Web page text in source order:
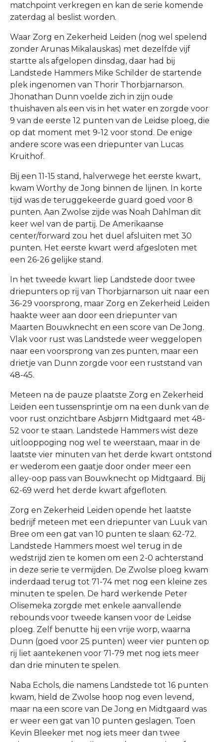
matchpoint verkregen en kan de serie komende
zaterdag al beslist worden.
Waar Zorg en Zekerheid Leiden (nog wel spelend
zonder Arunas Mikalauskas) met dezelfde vijf
startte als afgelopen dinsdag, daar had bij
Landstede Hammers Mike Schilder de startende
plek ingenomen van Thorir Thorbjarnarson.
Jhonathan Dunn voelde zich in zijn oude
thuishaven als een vis in het water en zorgde voor
9 van de eerste 12 punten van de Leidse ploeg, die
op dat moment met 9-12 voor stond. De enige
andere score was een driepunter van Lucas
Kruithof.
Bij een 11-15 stand, halverwege het eerste kwart,
kwam Worthy de Jong binnen de lijnen. In korte
tijd was de teruggekeerde guard goed voor 8
punten. Aan Zwolse zijde was Noah Dahlman dit
keer wel van de partij. De Amerikaanse
center/forward zou het duel afsluiten met 30
punten. Het eerste kwart werd afgesloten met
een 26-26 gelijke stand.
In het tweede kwart liep Landstede door twee
driepunters op rij van Thorbjarnarson uit naar een
36-29 voorsprong, maar Zorg en Zekerheid Leiden
haakte weer aan door een driepunter van
Maarten Bouwknecht en een score van De Jong.
Vlak voor rust was Landstede weer weggelopen
naar een voorsprong van zes punten, maar een
drietje van Dunn zorgde voor een ruststand van
48-45.
Meteen na de pauze plaatste Zorg en Zekerheid
Leiden een tussensprintje om na een dunk van de
voor rust onzichtbare Asbjørn Midtgaard met 48-
52 voor te staan. Landstede Hammers wist deze
uitlooppoging nog wel te weerstaan, maar in de
laatste vier minuten van het derde kwart ontstond
er wederom een gaatje door onder meer een
alley-oop pass van Bouwknecht op Midtgaard. Bij
62-69 werd het derde kwart afgefloten.
Zorg en Zekerheid Leiden opende het laatste
bedrijf meteen met een driepunter van Luuk van
Bree om een gat van 10 punten te slaan: 62-72.
Landstede Hammers moest wel terug in de
wedstrijd zien te komen om een 2-0 achterstand
in deze serie te vermijden. De Zwolse ploeg kwam
inderdaad terug tot 71-74 met nog een kleine zes
minuten te spelen. De hard werkende Peter
Olisemeka zorgde met enkele aanvallende
rebounds voor tweede kansen voor de Leidse
ploeg. Zelf benutte hij een vrije worp, waarna
Dunn (goed voor 25 punten) weer vier punten op
rij liet aantekenen voor 71-79 met nog iets meer
dan drie minuten te spelen.
Naba Echols, die namens Landstede tot 16 punten
kwam, hield de Zwolse hoop nog even levend,
maar na een score van De Jong en Midtgaard was
er weer een gat van 10 punten geslagen. Toen
Kevin Bleeker met nog iets meer dan twee